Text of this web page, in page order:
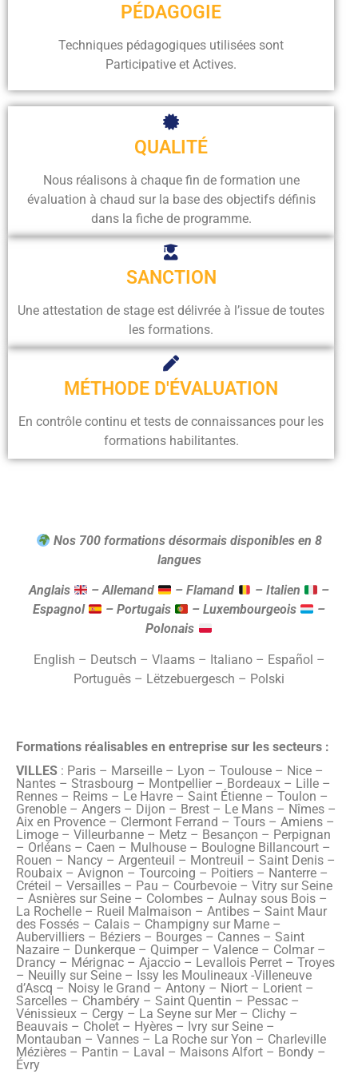
PÉDAGOGIE
Techniques pédagogiques utilisées sont
Participative et Actives.
QUALITÉ
Nous réalisons à chaque fin de formation une
évaluation à chaud sur la base des objectifs définis
dans la fiche de programme.
SANCTION
Une attestation de stage est délivrée à l’issue de toutes
les formations.
MÉTHODE D'ÉVALUATION
En contrôle continu et tests de connaissances pour les
formations habilitantes.
Nos 700 formations désormais disponibles en 8
langues
Anglais – Allemand – Flamand – Italien
–
Espagnol
– Portugais – Luxembourgeois
–
Polonais
English – Deutsch – Vlaams – Italiano – Español –
Português – Lëtzebuergesch – Polski
Formations réalisables en entreprise sur les secteurs :
VILLES : Paris – Marseille – Lyon – Toulouse – Nice –
Nantes – Strasbourg – Montpellier – Bordeaux – Lille –
Rennes – Reims – Le Havre – Saint Étienne – Toulon –
Grenoble – Angers – Dijon – Brest – Le Mans – Nîmes –
Aix en Provence – Clermont Ferrand – Tours – Amiens –
Limoge – Villeurbanne – Metz – Besançon – Perpignan
– Orléans – Caen – Mulhouse – Boulogne Billancourt –
Rouen – Nancy – Argenteuil – Montreuil – Saint Denis –
Roubaix – Avignon – Tourcoing – Poitiers – Nanterre –
Créteil – Versailles – Pau – Courbevoie – Vitry sur Seine
– Asnières sur Seine – Colombes – Aulnay sous Bois –
La Rochelle – Rueil Malmaison – Antibes – Saint Maur
des Fossés – Calais – Champigny sur Marne –
Aubervilliers – Béziers – Bourges – Cannes – Saint
Nazaire – Dunkerque – Quimper – Valence – Colmar –
Drancy – Mérignac – Ajaccio – Levallois Perret – Troyes
– Neuilly sur Seine – Issy les Moulineaux -Villeneuve
d’Ascq – Noisy le Grand – Antony – Niort – Lorient –
Sarcelles – Chambéry – Saint Quentin – Pessac –
Vénissieux – Cergy – La Seyne sur Mer – Clichy –
Beauvais – Cholet – Hyères – Ivry sur Seine –
Montauban – Vannes – La Roche sur Yon – Charleville
Mézières – Pantin – Laval – Maisons Alfort – Bondy –
Évry